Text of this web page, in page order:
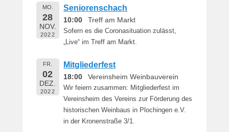
MO.
28
NOV.
2022
Seniorenschach
10:00 Treff am Markt
Sofern es die Coronasituation zulässt,
„Live“ im Treff am Markt.
FR.
02
DEZ.
2022
Mitgliederfest
18:00 Vereinsheim Weinbauverein
Wir feiern zusammen: Mitgliederfest im
Vereinsheim des Vereins zur Förderung des
historischen Weinbaus in Plochingen e.V.
in der Kronenstraße 3/1.